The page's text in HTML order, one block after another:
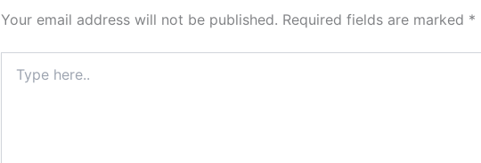
Your email address will not be published. Required fields are marked *
here..